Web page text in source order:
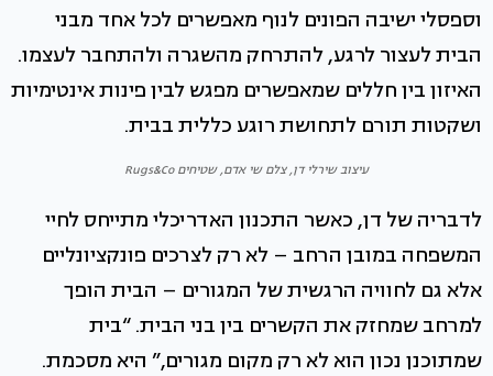
וספסלי ישיבה הפונים לנוף מאפשרים לכל אחד מבני
הבית לעצור לרגע, להתרחק מהשגרה ולהתחבר לעצמו.
האיזון בין חללים שמאפשרים מפגש לבין פינות אינטימיות
ושקטות תורם לתחושת רוגע כללית בבית.
עיצוב שירלי דן, צלם שי אדם, שטיחים Rugs&Co
לדבריה של דן, כאשר התכנון האדריכלי מתייחס לחיי
המשפחה במובן הרחב – לא רק לצרכים פונקציונליים
אלא גם לחוויה הרגשית של המגורים – הבית הופך
למרחב שמחזק את הקשרים בין בני הבית. “בית
שמתוכנן נכון הוא לא רק מקום מגורים,” היא מסכמת.